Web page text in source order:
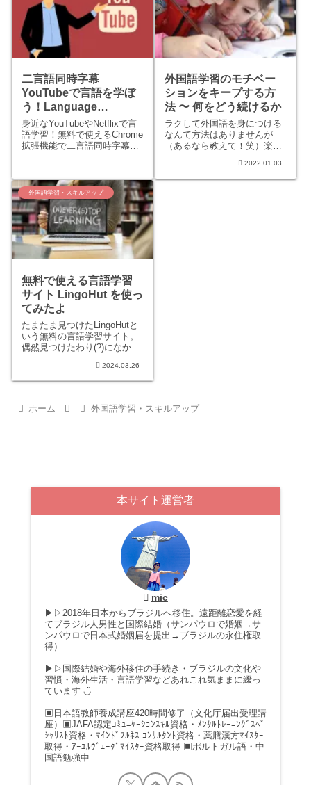
であるポルトガル語に悩まさ
れていますが、発音について
新たな発見があったのでこち
らにメモしておきます。
二言語同時字幕
YouTubeで言語を学ぼ
う！Language
Reactor（旧LLN）
身近なYouTubeやNetflixで言
語学習！無料で使えるChrome
拡張機能で二言語同時字幕を
（笑）こちらでは使い方や使
い方のコツなどを紹介してい
ます。
外国語学習のモチベー
ションをキープする方
法 〜 何をどう続けるか
ラクして外国語を身につける
なんて方法はありませんが
（あるなら教えて！笑）楽し
ら嬉しいですよね。海外在住
3年目になる筆者の言語学習
2022.01.03
外国語学習・スキルアップ
無料で使える言語学習
サイト LingoHut を使っ
てみたよ
たまたま見つけたLingoHutと
いう無料の言語学習サイト。
偶然見つけたわり(?)になかな
は!?と思ったので少し使って
みて、その感想を書いてみま
2024.03.26
ホーム 外国語学習・スキルアップ
本サイト運営者
mic
▶▷2018年日本からブラジルへ移住。遠距離恋愛を経
てブラジル人男性と国際結婚（サンパウロで婚姻→サ
ンパウロで日本式婚姻届を提出→ブラジルの永住権取
得）
▶▷国際結婚や海外移住の手続き・ブラジルの文化や
習慣・海外生活・言語学習などあれこれ気ままに綴っ
ています ◡̈
▣日本語教師養成講座420時間修了（文化庁届出受理講
座）▣JAFA認定ｺﾐｭﾆｹｰｼｮﾝｽｷﾙ資格・ﾒﾝﾀﾙﾄﾚｰﾆﾝｸﾞｽﾍﾟ
ｼｬﾘｽﾄ資格・ﾏｲﾝﾄﾞﾌﾙﾈｽ ｺﾝｻﾙﾀﾝﾄ資格・薬膳漢方ﾏｲｽﾀｰ
取得・ｱｰﾕﾙｳﾞｪｰﾀﾞﾏｲｽﾀｰ資格取得 ▣ポルトガル語・中
国語勉強中